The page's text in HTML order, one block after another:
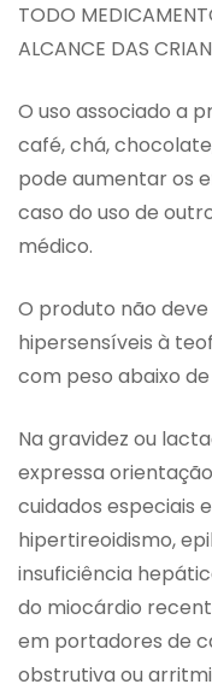
TODO
ALCANCE DAS
O uso associado a
café, chá,
pode aumentar os
caso do uso de
médico.
O produto não
hipersensíveis à
com peso abaixo de
Na gravidez ou
expressa
cuidados especiais
hipertireoidismo,
insuficiência
do miocárdio
em portadores de
obstrutiva ou